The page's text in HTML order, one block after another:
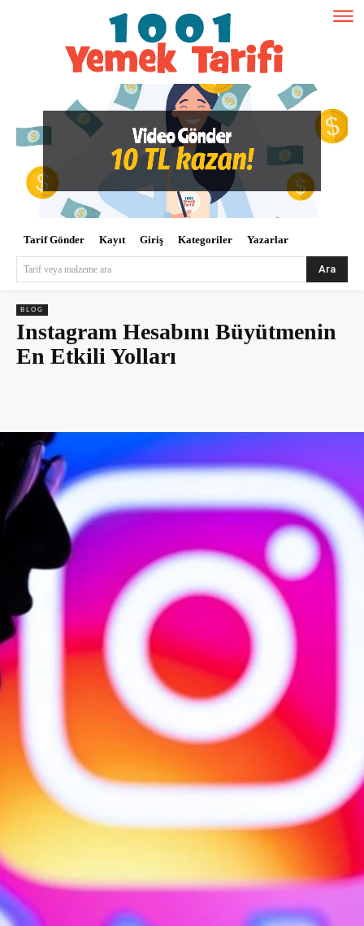
Tarif Gönder Kayıt Giriş Kategoriler Yazarlar
Tarif veya malzeme ara Ara
BLOG
Instagram Hesabını Büyütmenin
En Etkili Yolları